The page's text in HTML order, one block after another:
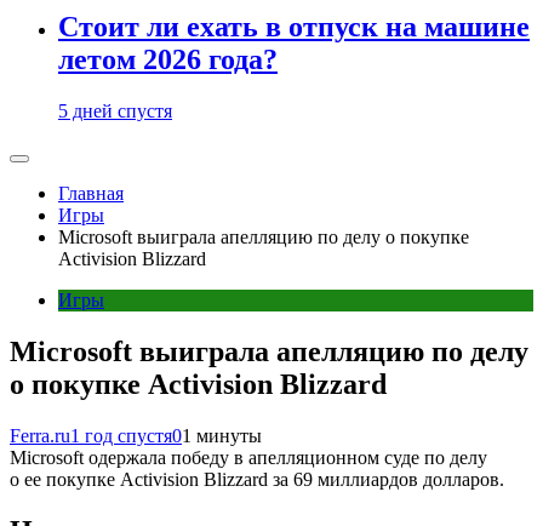
Стоит ли ехать в отпуск на машине
летом 2026 года?
5 дней спустя
Главная
Игры
Microsoft выиграла апелляцию по делу о покупке
Activision Blizzard
Игры
Microsoft выиграла апелляцию по делу
о покупке Activision Blizzard
Ferra.ru1 год спустя01 минуты
Microsoft одержала победу в апелляционном суде по делу
о ее покупке Activision Blizzard за 69 миллиардов долларов.